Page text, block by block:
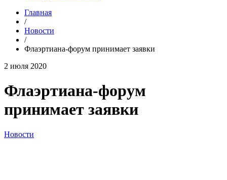
Главная
/
Новости
/
Флаэртиана-форум принимает заявки
2 июля 2020
Флаэртиана-форум
принимает заявки
Новости